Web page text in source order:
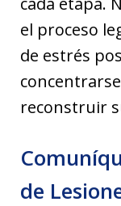
el proceso
de estrés
reconstruir
de